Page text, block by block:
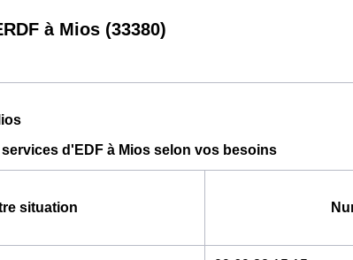
à Mios (33380)
d'EDF à Mios selon vos besoins
situation